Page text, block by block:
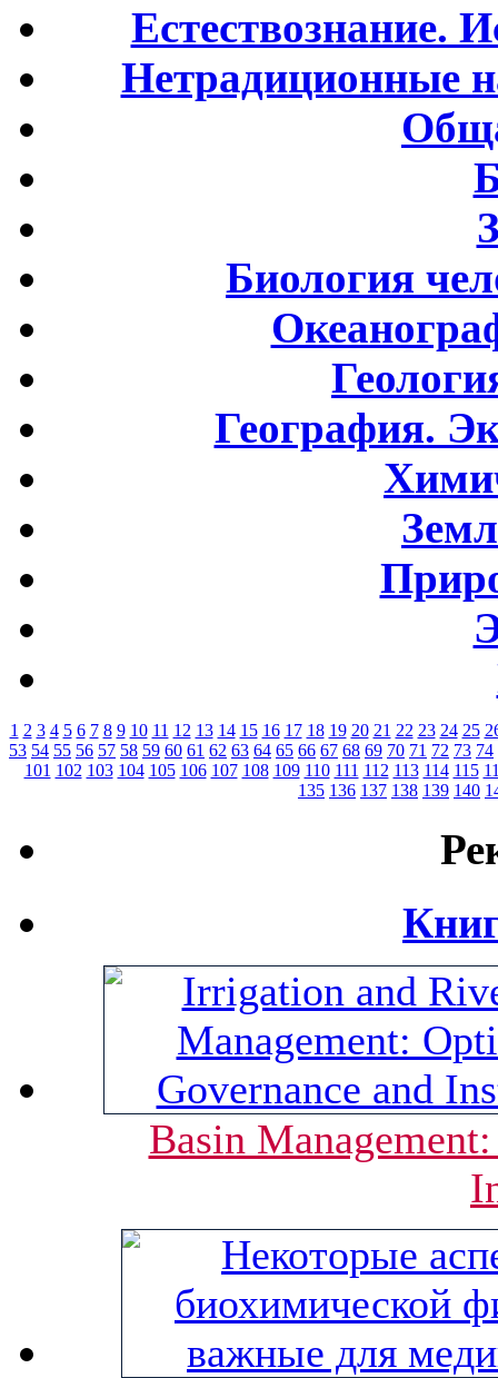
Естествознание.
Нетрадиционные
Биология
География.
1 2 3 4 5 6 7 8 9 10 11 12 13 14 15 16 17 18 19 20 21 22 23 24 25
53 54 55 56 57 58 59 60 61 62 63 64 65 66 67 68 69 70 71 72 73 74
101 102 103 104 105 106 107 108 109 110 111 112 113 114 115
135 136 137 138 139 140
Basin